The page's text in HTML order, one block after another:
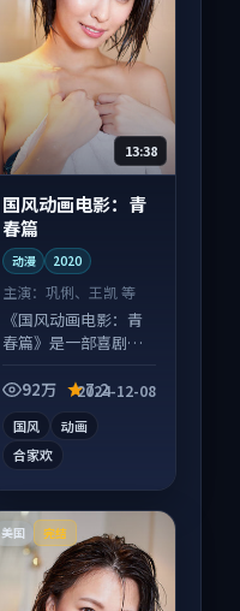
13:38
国风动画电影：青
春篇
动漫 2020
主演：巩俐、王凯 等
《国风动画电影：青
春篇》是一部喜剧向
信息量大，适合沉浸
92万 7.2
2024-12-08
国风
动画
合家欢
美国 完结